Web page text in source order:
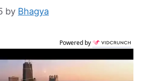
by Bhagya
Powered by